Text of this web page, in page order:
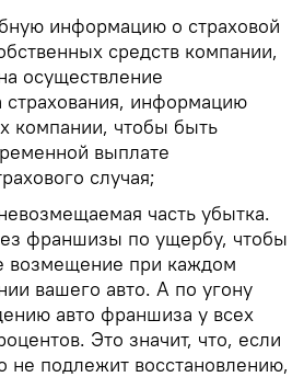
информацию о страховой
средств компании,
осуществление
страхования, информацию
компании, чтобы быть
выплате
случая;
часть убытка.
франшизы по ущербу, чтобы
возмещение при каждом
вашего авто. А по угону
авто франшиза у всех
Это значит, что, если
не подлежит восстановлению,